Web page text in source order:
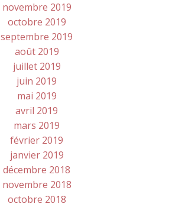
novembre 2019
octobre 2019
septembre 2019
août 2019
juillet 2019
juin 2019
mai 2019
avril 2019
mars 2019
février 2019
janvier 2019
décembre 2018
novembre 2018
octobre 2018